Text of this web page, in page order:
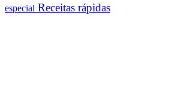
especial Receitas rápidas